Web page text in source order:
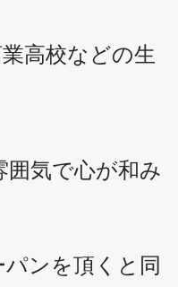
高校などの生
気で心が和み
ンを頂くと同